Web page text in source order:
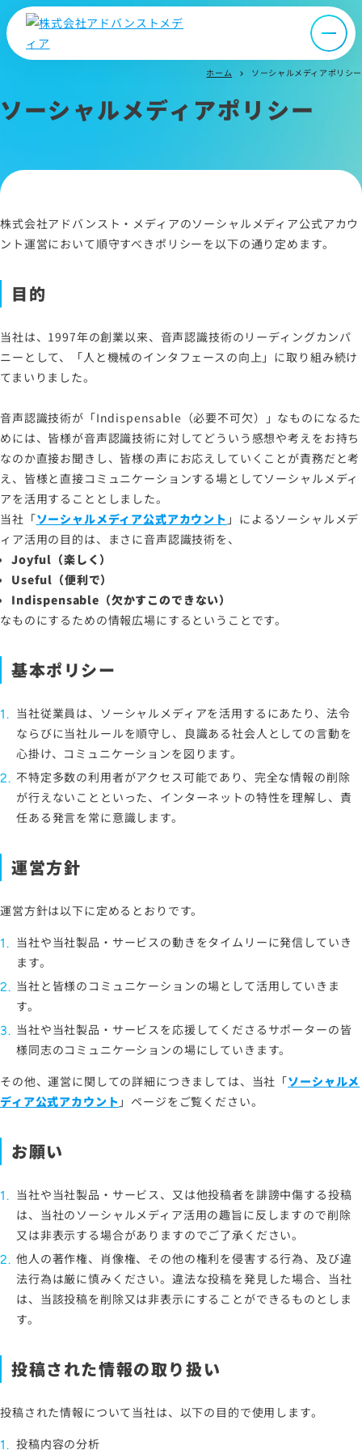
オウンドメディア
ニュース
採用情報
IR情報
よくあるご質問
サイトマップ
サイトのご利用について
ソーシャルメディアポリシー
プライバシーポリシー
情報セキュリティポリシー
労働者派遣事業に関わる情報
メールマガジン
ホーム chevron_right ソーシャルメディアポリシー
ソーシャルメディアポリシー
株式会社アドバンスト・メディアのソーシャルメディア公式アカウ
ント運営において順守すべきポリシーを以下の通り定めます。
目的
当社は、1997年の創業以来、音声認識技術のリーディングカンパ
ニーとして、「人と機械のインタフェースの向上」に取り組み続け
てまいりました。
音声認識技術が「Indispensable（必要不可欠）」なものになるた
めには、皆様が音声認識技術に対してどういう感想や考えをお持ち
なのか直接お聞きし、皆様の声にお応えしていくことが責務だと考
え、皆様と直接コミュニケーションする場としてソーシャルメディ
アを活用することとしました。
当社「ソーシャルメディア公式アカウント 」によるソーシャルメデ
ィア活用の目的は、まさに音声認識技術を、
Joyful（楽しく）
Useful（便利で）
Indispensable（欠かすこのできない）
なものにするための情報広場にするということです。
基本ポリシー
当社従業員は、ソーシャルメディアを活用するにあたり、法令
ならびに当社ルールを順守し、良識ある社会人としての言動を
心掛け、コミュニケーションを図ります。
不特定多数の利用者がアクセス可能であり、完全な情報の削除
が行えないことといった、インターネットの特性を理解し、責
任ある発言を常に意識します。
運営方針
運営方針は以下に定めるとおりです。
当社や当社製品・サービスの動きをタイムリーに発信していき
ます。
当社と皆様のコミュニケーションの場として活用していきま
す。
当社や当社製品・サービスを応援してくださるサポーターの皆
様同志のコミュニケーションの場にしていきます。
その他、運営に関しての詳細につきましては、当社「ソーシャルメ
ディア公式アカウント 」ページをご覧ください。
お願い
当社や当社製品・サービス、又は他投稿者を誹謗中傷する投稿
は、当社のソーシャルメディア活用の趣旨に反しますので削除
又は非表示する場合がありますのでご了承ください。
他人の著作権、肖像権、その他の権利を侵害する行為、及び違
法行為は厳に慎みください。違法な投稿を発見した場合、当社
は、当該投稿を削除又は非表示にすることができるものとしま
す。
投稿された情報の取り扱い
投稿された情報について当社は、以下の目的で使用します。
投稿内容の分析